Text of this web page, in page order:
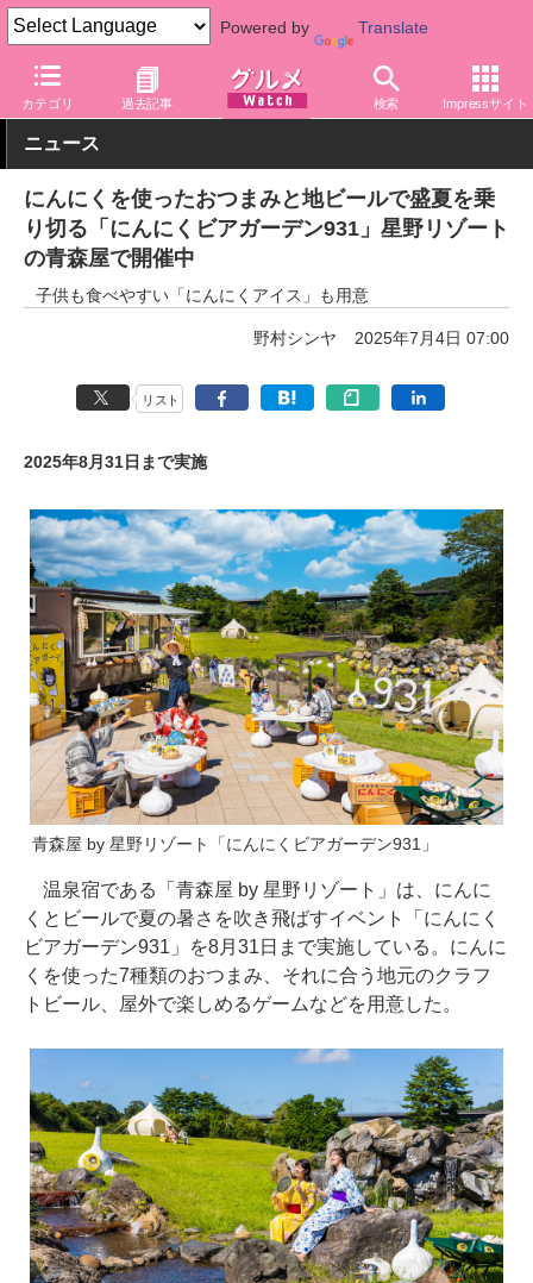
Powered by Translate
カテゴリ 過去記事 検索 Impressサイト
グルメ Watch 地域
ニュース
にんにくを使ったおつまみと地ビールで盛夏を乗
り切る「にんにくビアガーデン931」星野リゾート
の青森屋で開催中
子供も食べやすい「にんにくアイス」も用意
野村シンヤ 2025年7月4日 07:00
リスト
2025年8月31日まで実施
青森屋 by 星野リゾート「にんにくビアガーデン931」
温泉宿である「青森屋 by 星野リゾート」は、にんに
くとビールで夏の暑さを吹き飛ばすイベント「にんにく
ビアガーデン931」を8月31日まで実施している。にんに
くを使った7種類のおつまみ、それに合う地元のクラフ
トビール、屋外で楽しめるゲームなどを用意した。